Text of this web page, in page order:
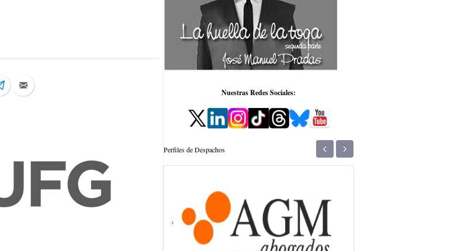
TelegramEmail
Nuestras Redes Sociales:
Perfiles de Despachos ‹ ›